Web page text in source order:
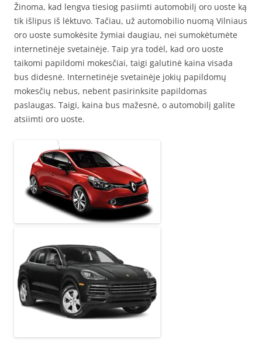
Žinoma, kad lengva tiesiog pasiimti automobilį oro uoste ką
tik išlipus iš lėktuvo. Tačiau, už automobilio nuomą Vilniaus
oro uoste sumokėsite žymiai daugiau, nei sumokėtumėte
internetinėje svetainėje. Taip yra todėl, kad oro uoste
taikomi papildomi mokesčiai, taigi galutinė kaina visada
bus didesnė. Internetinėje svetainėje jokių papildomų
mokesčių nebus, nebent pasirinksite papildomas
paslaugas. Taigi, kaina bus mažesnė, o automobilį galite
atsiimti oro uoste.